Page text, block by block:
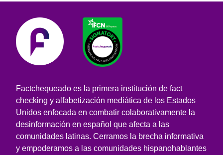
Factchequeado es la primera institución de fact
checking y alfabetización mediática de los Estados
Unidos enfocada en combatir colaborativamente la
desinformación en español que afecta a las
comunidades latinas. Cerramos la brecha informativa
y empoderamos a las comunidades hispanohablantes